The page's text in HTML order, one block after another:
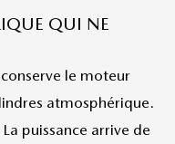
QUI NE
le moteur
atmosphérique.
puissance arrive de